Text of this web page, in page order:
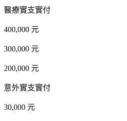
醫療實支實付
400,000 元
300,000 元
200,000 元
意外實支實付
30,000 元